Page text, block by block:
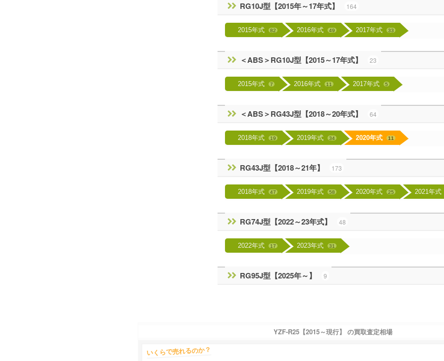
RG10J型【2015年～17年式】 164
2015年式 82 2016年式 49 2017年式 33
＜ABS＞RG10J型【2015～17年式】 23
2015年式 7 2016年式 11 2017年式 5
＜ABS＞RG43J型【2018～20年式】 64
2018年式 19 2019年式 34 2020年式 11
RG43J型【2018～21年】 173
2018年式 47 2019年式 58 2020年式 25 2021年式
RG74J型【2022～23年式】 48
2022年式 17 2023年式 31
RG95J型【2025年～】 9
YZF-R25【2015～現行】 の買取査定相場
いくらで売れるのか？